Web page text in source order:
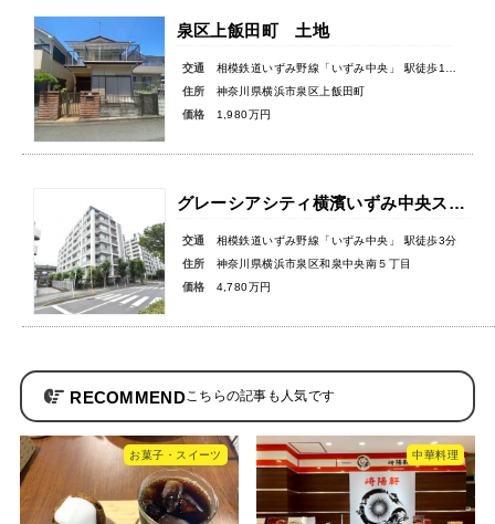
泉区上飯田町 土地
交通
相模鉄道いずみ野線「いずみ中央」 駅徒歩11分
住所
神奈川県横浜市泉区上飯田町
価格
1,980万円
グレーシアシティ横濱いずみ中央ステーションアリーナパティオコート
交通
相模鉄道いずみ野線「いずみ中央」 駅徒歩3分
住所
神奈川県横浜市泉区和泉中央南５丁目
価格
4,780万円
RECOMMEND
お菓子・スイーツ 中華料理